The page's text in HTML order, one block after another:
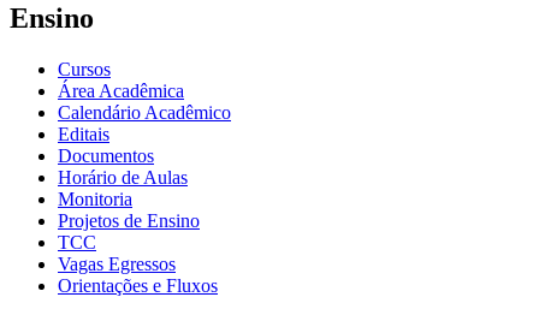
Ensino
Cursos
Área Acadêmica
Calendário Acadêmico
Editais
Documentos
Horário de Aulas
Monitoria
Projetos de Ensino
TCC
Vagas Egressos
Orientações e Fluxos